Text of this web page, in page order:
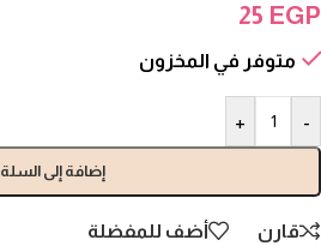
25 EGP
متوفر في المخزون
-
+
إضافة إلى السلة
قارن أضف للمفضلة